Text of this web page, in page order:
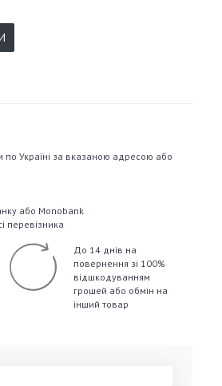
Україні за вказаною адресою або
або Monobank
перевізника
До 14 днів на
повернення зі 100%
відшкодуванням
грошей або обмін на
інший товар